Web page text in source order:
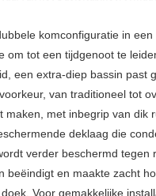
komconfiguratie in
om tot een tijdgenoot te
een extra-diep bassin
van traditioneel tot
maken, met inbegrip van
deklaag die
verder beschermd
beëindigt en maakte zacht
Voor gemakkelijke